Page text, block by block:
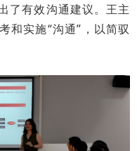
了有效沟通建议。王主
和实施“沟通”，以简驭